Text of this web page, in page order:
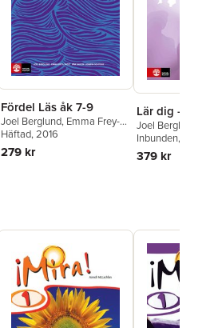
Fördel Läs åk 7-9
Joel Berglund, Emma Frey-
Skøtt,Pär Sahlin
Schygge
Häftad, 2016
279 kr
Lär dig - Ord
Joel Berglund
Inbunden, 2017
379 kr